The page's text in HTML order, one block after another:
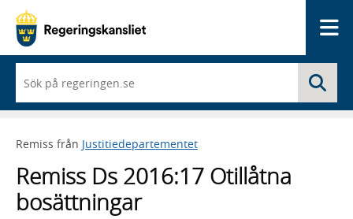
du
börjar
skriva
framträder
lista
med
sökförslag
Remiss från Justitiedepartementet
Remiss Ds 2016:17 Otillåtna
bosättningar